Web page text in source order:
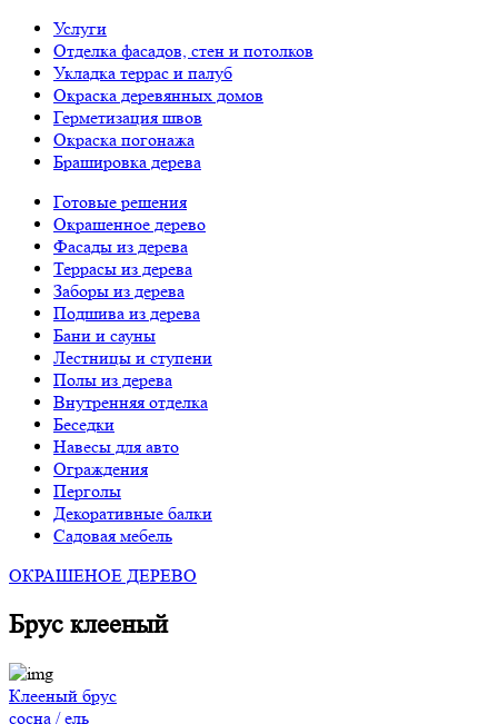
Услуги
Отделка фасадов, стен и потолков
Укладка террас и палуб
Окраска деревянных домов
Герметизация швов
Окраска погонажа
Брашировка дерева
Готовые решения
Окрашенное дерево
Фасады из дерева
Террасы из дерева
Заборы из дерева
Подшива из дерева
Бани и сауны
Лестницы и ступени
Полы из дерева
Внутренняя отделка
Беседки
Навесы для авто
Ограждения
Перголы
Декоративные балки
Садовая мебель
ОКРАШЕНОЕ ДЕРЕВО
Брус клееный
Клееный брус
сосна / ель